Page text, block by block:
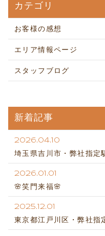
カテゴリ
お客様の感想
エリア情報ページ
スタッフブログ
新着記事
2026.04.10
埼玉県吉川市・弊社指定
2026.01.01
🌸笑門来福🌸
2025.12.01
東京都江戸川区・弊社指